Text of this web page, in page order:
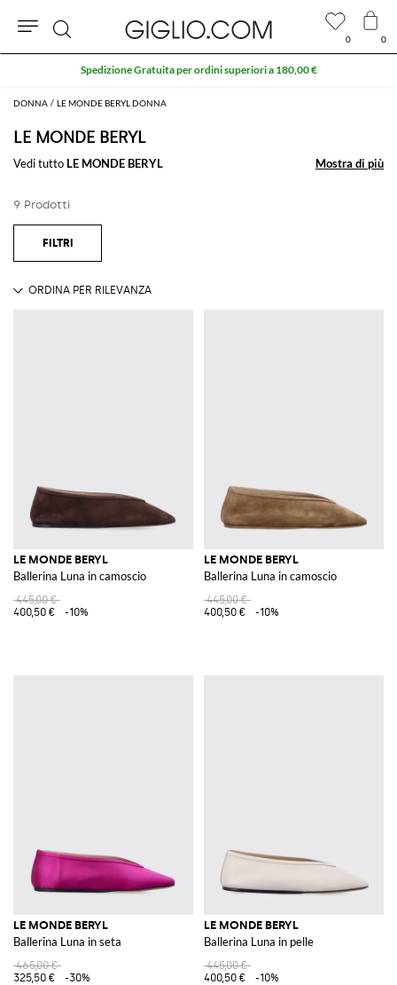
DONNA LE MONDE BERYL DONNA
LE MONDE BERYL
Vedi tutto LE MONDE BERYL Mostra di più
Mostra di più
9 Prodotti
LE MONDE BERYL
Ballerina Luna in camoscio
445,00 €
400,50 €
-10%
LE MONDE BERYL
Ballerina Luna in camoscio
445,00 €
400,50 €
-10%
LE MONDE BERYL
Ballerina Luna in seta
465,00 €
325,50 €
-30%
LE MONDE BERYL
Ballerina Luna in pelle
445,00 €
400,50 €
-10%
0 0
Cerca
Spedizione Gratuita per ordini superiori a 180,00 €